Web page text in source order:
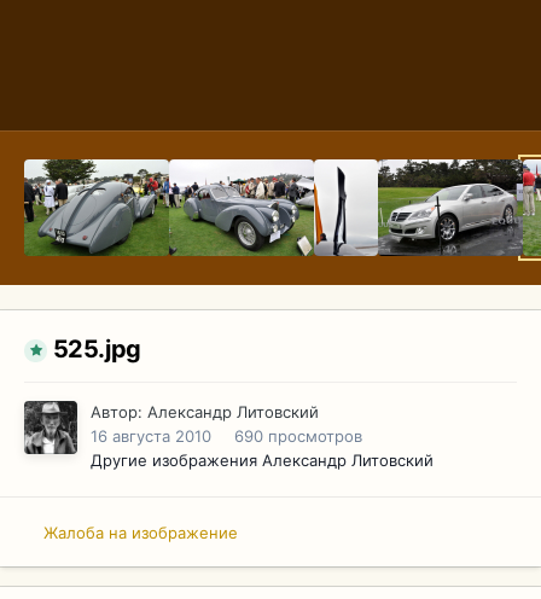
525.jpg
Автор: Александр Литовский
16 августа 2010
690 просмотров
Другие изображения Александр Литовский
Жалоба на изображение